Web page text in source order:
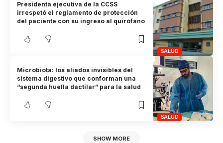
SALUD
Presidenta ejecutiva de la CCSS
irrespetó el reglamento de protección
del paciente con su ingreso al quirófano
SALUD
Microbiota: los aliados invisibles del
sistema digestivo que conforman una
“segunda huella dactilar” para la salud
SHOW MORE